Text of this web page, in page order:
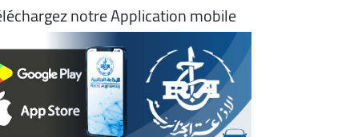
notre Application mobile